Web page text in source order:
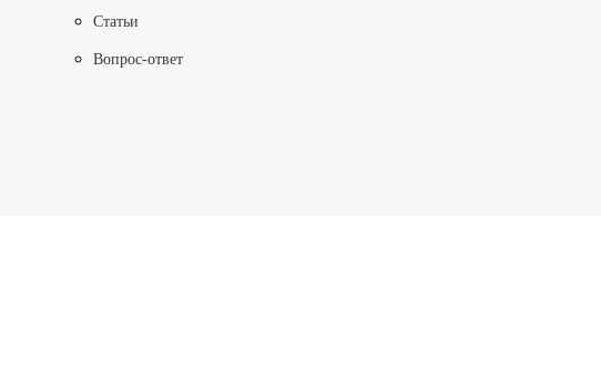
ROLL FOAM 14 COCOS SENS
Статьи
Вопрос-ответ